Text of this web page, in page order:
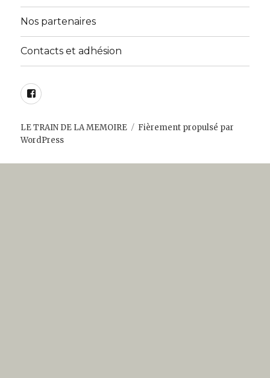
Nos partenaires
Contacts et adhésion
Facebook
LE TRAIN DE LA MEMOIRE
Fièrement propulsé par
WordPress